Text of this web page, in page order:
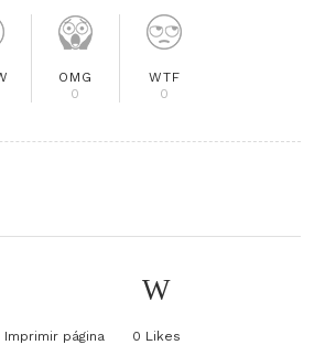
OMG
0
WTF
0
Imprimir página 0 Likes